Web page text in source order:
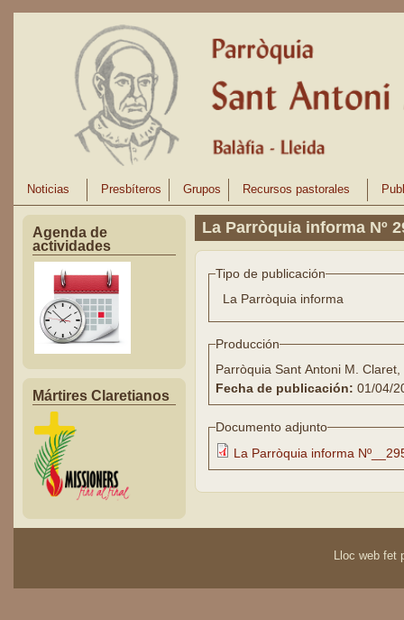
Pasar al contenido principal
Noticias Presbíteros Grupos Recursos pastorales
Agenda de
actividades
Mártires Claretianos
La Parròquia informa Nº
Tipo de publicación
La Parròquia informa
Producción
Parròquia Sant Antoni M.
Fecha de publicación: 01/04/
Documento adjunto
La Parròquia informa
Lloc web fet